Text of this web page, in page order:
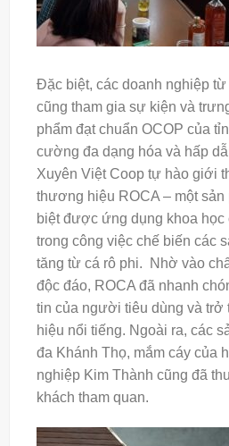
Đặc biệt, các doanh nghiệp
cũng tham gia sự kiện và
phẩm đạt chuẩn OCOP của
cường đa dạng hóa và hấp
Xuyên Việt Coop tự hào giới
thương hiệu ROCA – một sản
biệt được ứng dụng khoa học
trong công việc chế biến các
tăng từ cá rô phi. Nhờ vào
độc đáo, ROCA đã nhanh
tin của người tiêu dùng và trở
hiệu nổi tiếng. Ngoài ra, các
đa Khánh Thọ, mắm cáy của
nghiệp Kim Thành cũng đã
khách tham quan.